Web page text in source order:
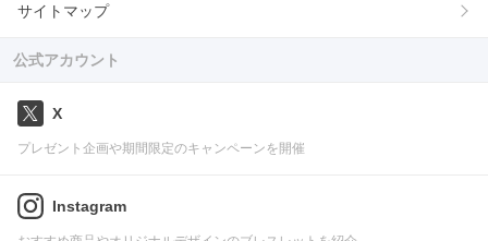
サイトマップ
公式アカウント
X
プレゼント企画や期間限定のキャンペーンを開催
Instagram